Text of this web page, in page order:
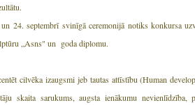
24. septembrī svinīgā ceremonijā notiks konkursa
„Asns" un goda diplomu.
cilvēka izaugsmi jeb tautas attīstību (Human
skaita sarukums, augsta ienākumu nevienlīdzība,